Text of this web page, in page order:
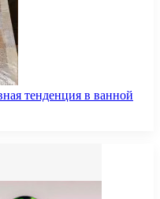
тенденция в ванной